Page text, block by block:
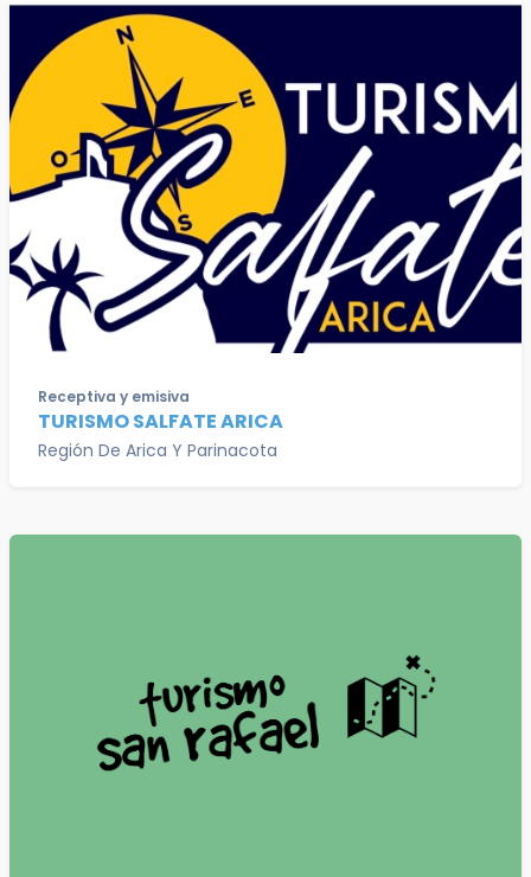
Receptiva y emisiva
TURISMO SALFATE ARICA
Región De Arica Y Parinacota